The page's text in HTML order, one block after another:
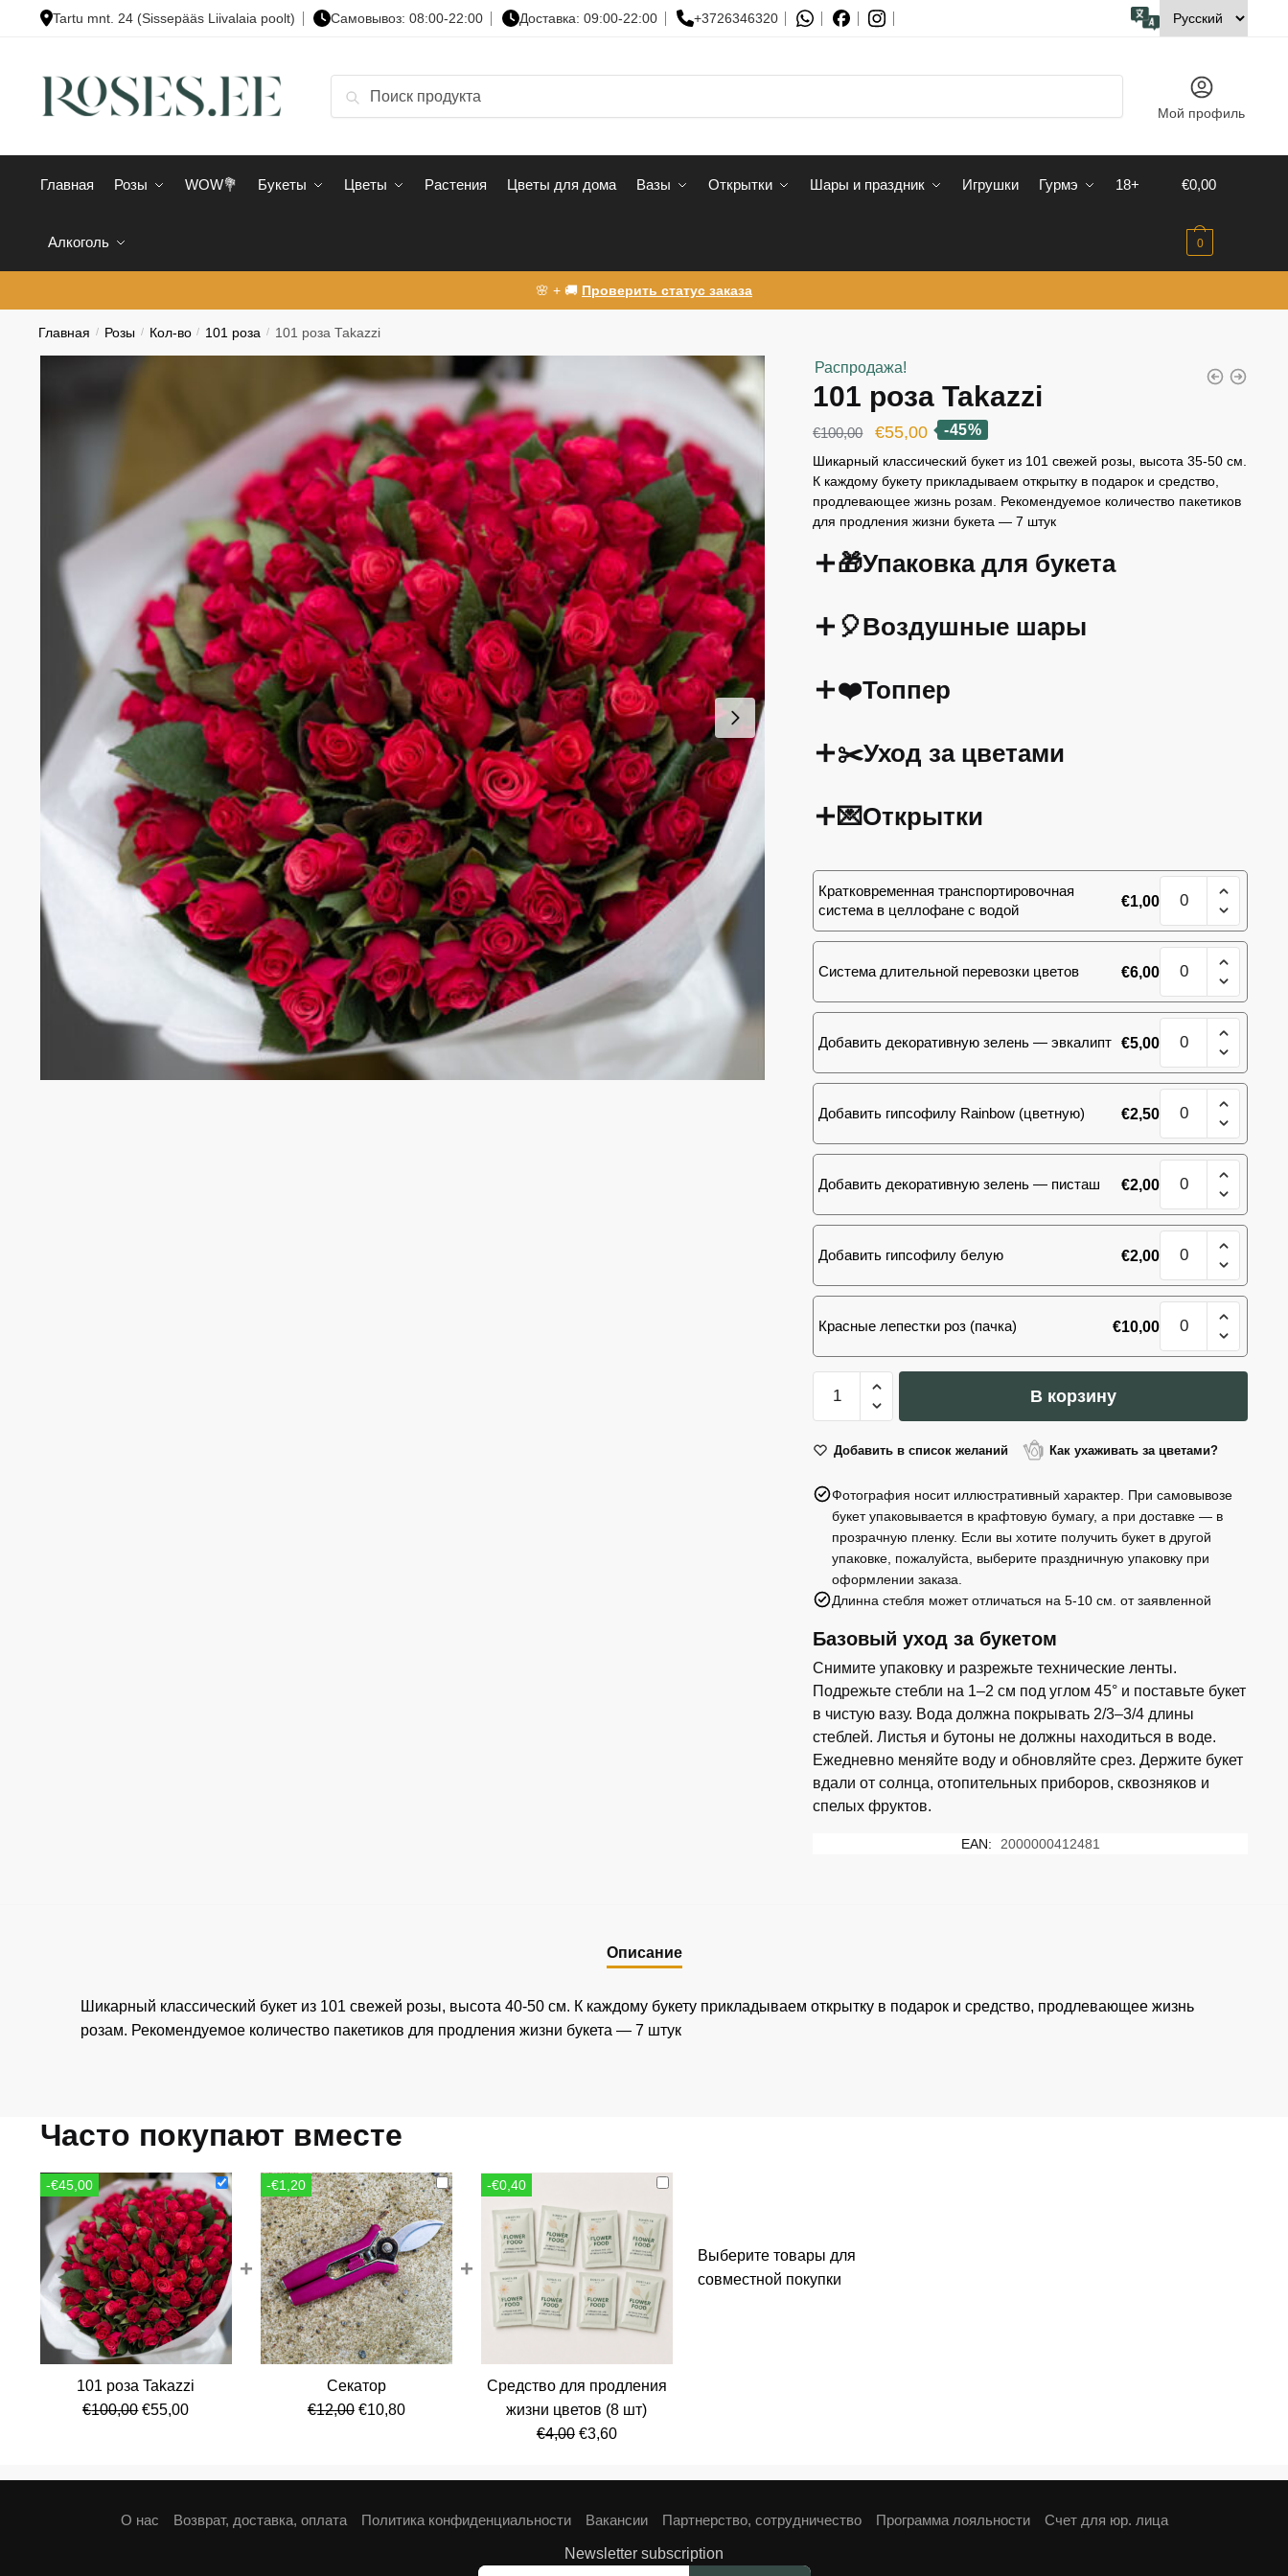
Tartu mnt. 24 (Sissepääs Liivalaia poolt) Cамовывоз: 08:00-22:00 Доставка: 09:00-22:00 +3726346320
Поиск
Мой профиль
Главная Розы WOW💐 Букеты Цветы Растения Цветы для дома Вазы Открытки Шары и праздник Игрушки Гурмэ 18+
Алкоголь
€0,00
0
🌸 + 🚚 Проверить статус заказа
Главная / Розы / Кол-во / 101 роза / 101 роза Takazzi
Распродажа!
101 роза Takazzi
€100,00
Первоначальная
цена
составляла
€100,00.
€55,00Текущая
цена:
€55,00.
-45%
Шикарный классический букет из 101 свежей розы, высота 35-50 см.
К каждому букету прикладываем открытку в подарок и средство,
продлевающее жизнь розам. Рекомендуемое количество пакетиков
для продления жизни букета — 7 штук
🎁Упаковка для букета
🎈Воздушные шары
❤️Топпер
✂️Уход за цветами
💌Открытки
Кратковременная транспортировочная
система в целлофане с водой
€1,00
Количество
товара
101
роза
Takazzi
Система длительной перевозки цветов €6,00
Количество
товара
101
роза
Takazzi
Добавить декоративную зелень — эвкалипт €5,00
Количество
товара
101
роза
Takazzi
Добавить гипсофилу Rainbow (цветную) €2,50
Количество
товара
101
роза
Takazzi
Добавить декоративную зелень — писташ €2,00
Количество
товара
101
роза
Takazzi
Добавить гипсофилу белую €2,00
Количество
товара
101
роза
Takazzi
Красные лепестки роз (пачка) €10,00
Количество
товара
101
роза
Количество
товара
роза
В корзину
Добавить в список желаний Как ухаживать за цветами?
Фотография носит иллюстративный характер. При самовывозе
букет упаковывается в крафтовую бумагу, а при доставке — в
прозрачную пленку. Если вы хотите получить букет в другой
упаковке, пожалуйста, выберите праздничную упаковку при
оформлении заказа.
Длинна стебля может отличаться на 5-10 см. от заявленной
Базовый уход за букетом
Снимите упаковку и разрежьте технические ленты.
Подрежьте стебли на 1–2 см под углом 45° и поставьте букет
в чистую вазу. Вода должна покрывать 2/3–3/4 длины
стеблей. Листья и бутоны не должны находиться в воде.
Ежедневно меняйте воду и обновляйте срез. Держите букет
вдали от солнца, отопительных приборов, сквозняков и
спелых фруктов.
EAN: 2000000412481
Описание
Шикарный классический букет из 101 свежей розы, высота 40-50 см. К каждому букету прикладываем открытку в подарок и средство, продлевающее жизнь
розам. Рекомендуемое количество пакетиков для продления жизни букета — 7 штук
Часто покупают вместе
-€45,00
101 роза Takazzi
€100,00 Первоначальная
€100,00.
€55,00Текущая
+
-€1,20
Секатор
€12,00 Первоначальная
€12,00.
€10,80Текущая
+
-€0,40
Средство для продления
жизни цветов (8 шт)
€4,00 Первоначальная
составляла
€3,60Текущая
€3,60.
Выберите товары для
совместной покупки
О нас Возврат, доставка, оплата Политика конфиденциальности Вакансии Партнерство, сотрудничество Программа лояльности Cчет для юр. лица
Newsletter subscription